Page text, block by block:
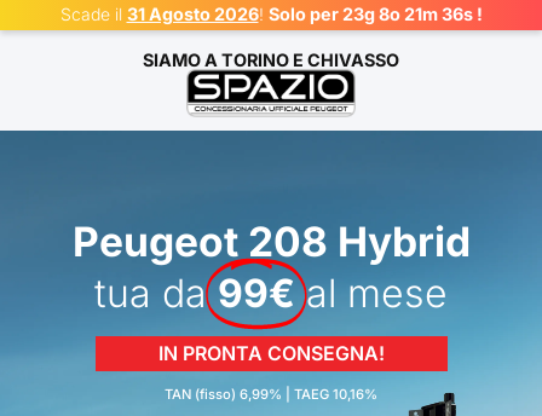
Scade il 31 Agosto 2026! Solo per 23g 8o 21m 36s !
SIAMO A TORINO E CHIVASSO
Peugeot 208 Hybrid
tua da 99€ al mese
IN PRONTA CONSEGNA!
TAN (fisso) 6,99% | TAEG 10,16%